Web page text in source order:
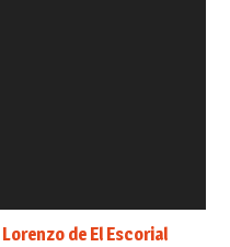
de El Escorial